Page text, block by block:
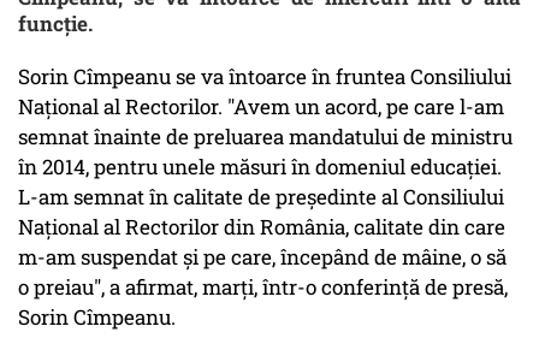
funcție.
Sorin Cîmpeanu se va întoarce în fruntea Consiliului
Naţional al Rectorilor. "Avem un acord, pe care l-am
semnat înainte de preluarea mandatului de ministru
în 2014, pentru unele măsuri în domeniul educaţiei.
L-am semnat în calitate de preşedinte al Consiliului
Naţional al Rectorilor din România, calitate din care
m-am suspendat şi pe care, începând de mâine, o să
o preiau", a afirmat, marţi, într-o conferinţă de presă,
Sorin Cîmpeanu.